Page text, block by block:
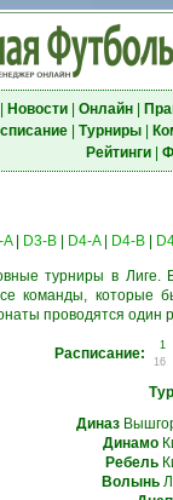
Новости| Онлайн|
| Турниры|
Рейтинги|
A| D3-B| D4-A| D4-B|
турниры в Лиге.
команды, которые
проводятся один
Расписание: 1
16
Диназ
Динамо
Ребель
Волынь